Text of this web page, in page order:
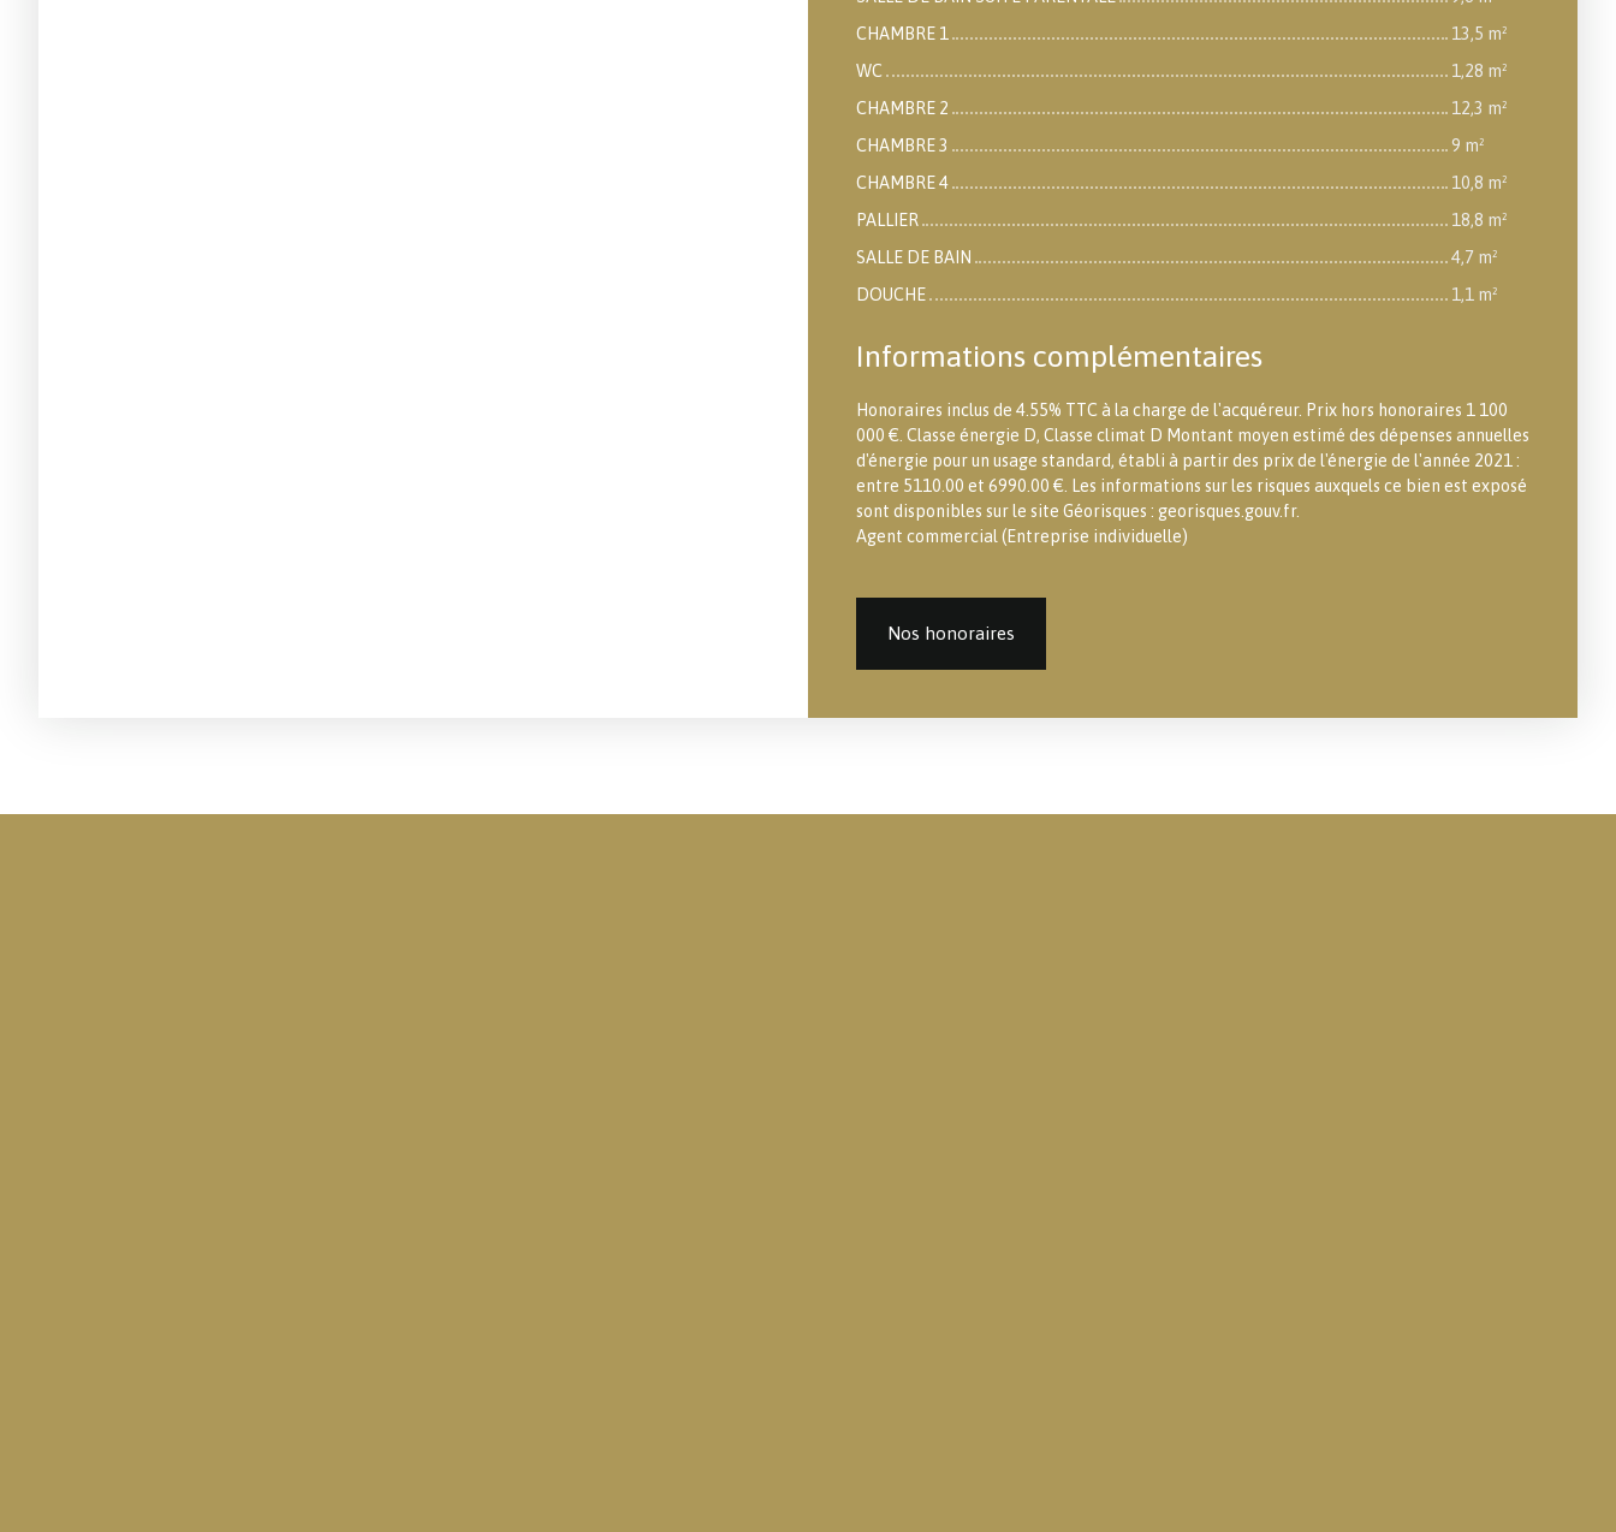
CHAMBRE 1
13,5 m²
WC
1,28 m²
CHAMBRE 2
12,3 m²
CHAMBRE 3
9 m²
CHAMBRE 4
10,8 m²
PALLIER
18,8 m²
SALLE DE BAIN
4,7 m²
DOUCHE
1,1 m²
Informations complémentaires
Honoraires inclus de 4.55% TTC à la charge de l'acquéreur. Prix hors honoraires 1 100
000 €. Classe énergie D, Classe climat D Montant moyen estimé des dépenses annuelles
d'énergie pour un usage standard, établi à partir des prix de l'énergie de l'année 2021 :
entre 5110.00 et 6990.00 €. Les informations sur les risques auxquels ce bien est exposé
sont disponibles sur le site Géorisques : georisques.gouv.fr.
Agent commercial (Entreprise individuelle)
Nos honoraires